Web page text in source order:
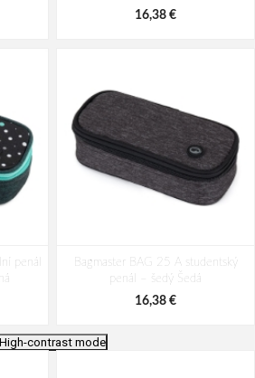
16,38 €
penál
Bagmaster BAG 25 A studentský
penál – šedý Šedá
16,38 €
High-contrast mode